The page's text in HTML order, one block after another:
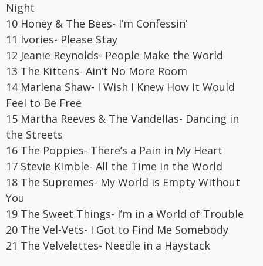
Night
10 Honey & The Bees- I’m Confessin’
11 Ivories- Please Stay
12 Jeanie Reynolds- People Make the World
13 The Kittens- Ain’t No More Room
14 Marlena Shaw- I Wish I Knew How It Would
Feel to Be Free
15 Martha Reeves & The Vandellas- Dancing in
the Streets
16 The Poppies- There’s a Pain in My Heart
17 Stevie Kimble- All the Time in the World
18 The Supremes- My World is Empty Without
You
19 The Sweet Things- I’m in a World of Trouble
20 The Vel-Vets- I Got to Find Me Somebody
21 The Velvelettes- Needle in a Haystack